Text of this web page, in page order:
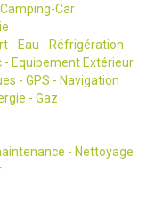
Car
- Eau - Réfrigération
- Equipement Extérieur
- GPS - Navigation
- Gaz
- Nettoyage